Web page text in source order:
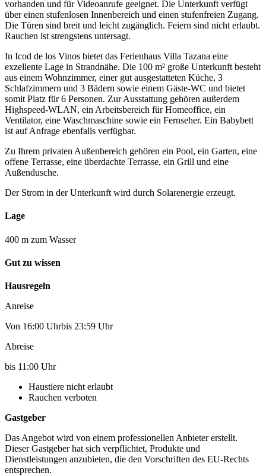
vorhanden und für Videoanrufe geeignet. Die Unterkunft verfügt
über einen stufenlosen Innenbereich und einen stufenfreien Zugang.
Die Türen sind breit und leicht zugänglich. Feiern sind nicht erlaubt.
Rauchen ist strengstens untersagt.
In Icod de los Vinos bietet das Ferienhaus Villa Tazana eine
exzellente Lage in Strandnähe. Die 100 m² große Unterkunft besteht
aus einem Wohnzimmer, einer gut ausgestatteten Küche, 3
Schlafzimmern und 3 Bädern sowie einem Gäste-WC und bietet
somit Platz für 6 Personen. Zur Ausstattung gehören außerdem
Highspeed-WLAN, ein Arbeitsbereich für Homeoffice, ein
Ventilator, eine Waschmaschine sowie ein Fernseher. Ein Babybett
ist auf Anfrage ebenfalls verfügbar.
Zu Ihrem privaten Außenbereich gehören ein Pool, ein Garten, eine
offene Terrasse, eine überdachte Terrasse, ein Grill und eine
Außendusche.
Der Strom in der Unterkunft wird durch Solarenergie erzeugt.
Lage
400 m zum Wasser
Gut zu wissen
Hausregeln
Anreise
Von 16:00 Uhrbis 23:59 Uhr
Abreise
bis 11:00 Uhr
Haustiere nicht erlaubt
Rauchen verboten
Gastgeber
Das Angebot wird von einem professionellen Anbieter erstellt.
Dieser Gastgeber hat sich verpflichtet, Produkte und
Dienstleistungen anzubieten, die den Vorschriften des EU-Rechts
entsprechen.